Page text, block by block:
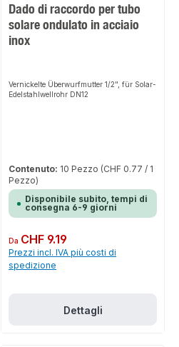
Dado di raccordo per tubo
solare ondulato in acciaio
inox
Vernickelte Überwurfmutter 1/2", für Solar-
Edelstahlwellrohr DN12
Contenuto: 10 Pezzo (CHF 0.77 / 1
Pezzo)
Disponibile subito, tempi di
consegna 6-9 giorni
Prezzo normale:
Da CHF 9.19
Prezzi incl. IVA più costi di
spedizione
Dettagli